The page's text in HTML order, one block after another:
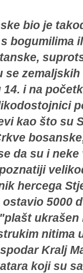
bio je
bogumilima
i na
kao što su
da su i
hercega
5000
nitima
Kralj
koji su